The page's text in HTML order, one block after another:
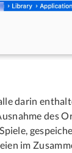
darin
des
im